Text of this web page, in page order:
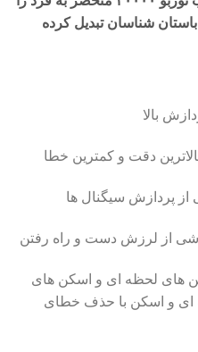
شناسان تبدیل کرده
بالا
دقت و کمترین خطا
از پردازش سیگنال ها
از لرزش دست و راه رفتن
های لحظه ای و اسکن های
و اسکن با حذف خطای